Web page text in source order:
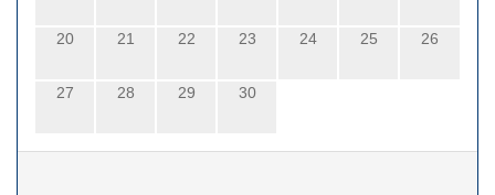
20 21 22 23 24 25 26
27 28 29 30